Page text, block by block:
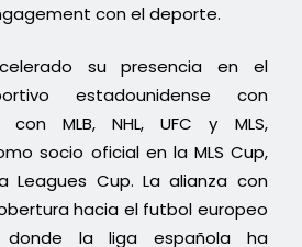
con el deporte.
su presencia en el
estadounidense con
con MLB, NHL, UFC y MLS,
socio oficial en la MLS Cup,
Leagues Cup. La alianza con
hacia el futbol europeo
la liga española ha